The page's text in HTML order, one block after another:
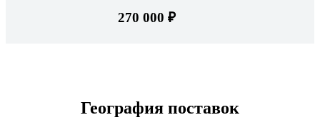
270 000 ₽
География поставок